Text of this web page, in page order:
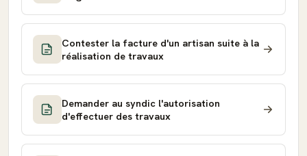
Contester la facture d'un artisan suite à la
réalisation de travaux
Demander au syndic l'autorisation
d'effectuer des travaux